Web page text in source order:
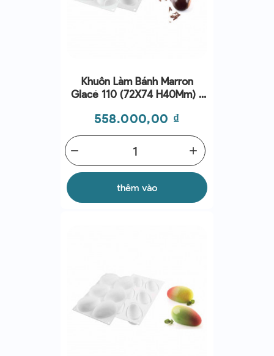
Khuôn Làm Bánh Marron
Glacé 110 (72X74 H40Mm) -
Giá
558.000,00 ₫
add
remove
thêm vào